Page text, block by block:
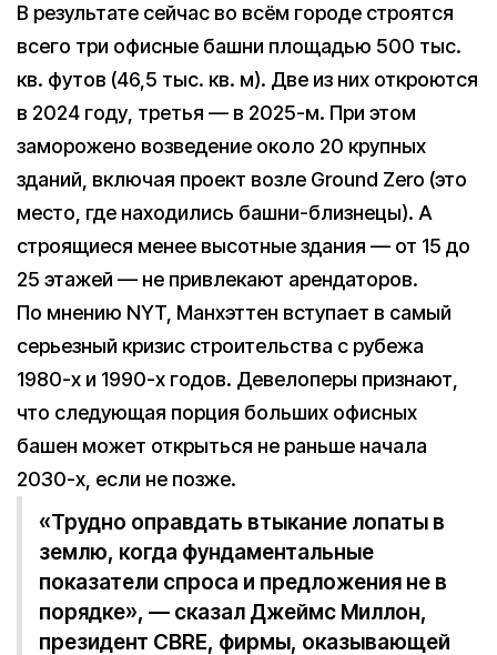
В результате сейчас во всём городе строятся
всего три офисные башни площадью 500 тыс.
кв. футов (46,5 тыс. кв. м). Две из них откроются
в 2024 году, третья — в 2025-м. При этом
заморожено возведение около 20 крупных
зданий, включая проект возле Ground Zero (это
место, где находились башни-близнецы). А
строящиеся менее высотные здания — от 15 до
25 этажей — не привлекают арендаторов.
По мнению NYT, Манхэттен вступает в самый
серьезный кризис строительства с рубежа
1980-х и 1990-х годов. Девелоперы признают,
что следующая порция больших офисных
башен может открыться не раньше начала
2030-х, если не позже.
«Трудно оправдать втыкание лопаты в
землю, когда фундаментальные
показатели спроса и предложения не в
порядке», — сказал Джеймс Миллон,
президент CBRE, фирмы, оказывающей